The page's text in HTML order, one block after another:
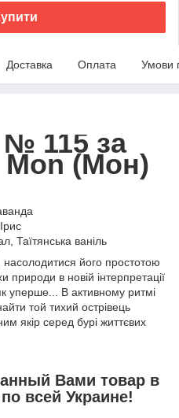
Доставка Оплата Умови
115 за
(Мон)
Таїтянська ваніль
його простотою
природи в новій інтерпретації
уперше... В активному ритмі
той тихий острівець
якір серед бурі життєвих
Вами товар в
по всей Украине!